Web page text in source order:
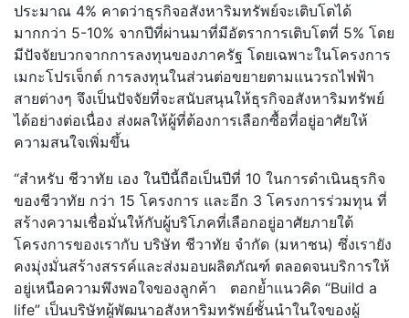
ประมาณ 4% คาดว่าธุรกิจอสังหาริมทรัพย์จะเติบโตได้
มากกว่า 5-10% จากปีที่ผ่านมาที่มีอัตราการเติบโตที่ 5% โดย
มีปัจจัยบวกจากการลงทุนของภาครัฐ โดยเฉพาะในโครงการ
เมกะโปรเจ็กต์ การลงทุนในส่วนต่อขยายตามแนวรถไฟฟ้า
สายต่างๆ จึงเป็นปัจจัยที่จะสนับสนุนให้ธุรกิจอสังหาริมทรัพย์
ได้อย่างต่อเนื่อง ส่งผลให้ผู้ที่ต้องการเลือกซื้อที่อยู่อาศัยให้
ความสนใจเพิ่มขึ้น
“สำหรับ ชีวาทัย เอง ในปีนี้ถือเป็นปีที่ 10 ในการดำเนินธุรกิจ
ของชีวาทัย กว่า 15 โครงการ และอีก 3 โครงการร่วมทุน ที่
สร้างความเชื่อมั่นให้กับผู้บริโภคที่เลือกอยู่อาศัยภายใต้
โครงการของเรากับ บริษัท ชีวาทัย จำกัด (มหาชน) ซึ่งเรายัง
คงมุ่งมั่นสร้างสรรค์และส่งมอบผลิตภัณฑ์ ตลอดจนบริการให้
อยู่เหนือความพึงพอใจของลูกค้า ตอกย้ำแนวคิด “Build a
life” เป็นบริษัทผู้พัฒนาอสังหาริมทรัพย์ชั้นนำในใจของผู้